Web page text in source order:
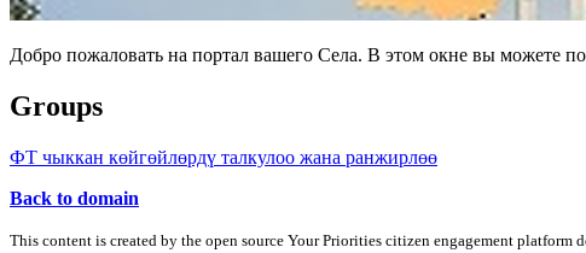
Добро пожаловать на портал вашего Села. В этом окне вы можете
Groups
ФТ чыккан көйгөйлөрдү талкулоо жана ранжирлөө
Back to domain
This content is created by the open source Your Priorities citizen engagement